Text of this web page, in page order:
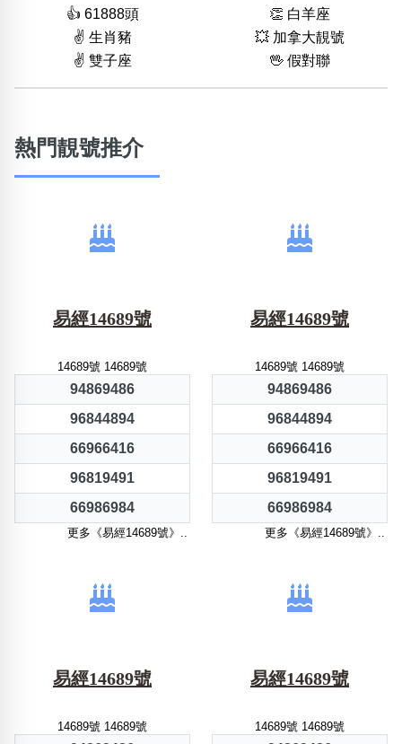
👍 61888頭
👏 白羊座
✌️ 生肖豬
💥 加拿大靚號
✌️ 雙子座
🖖 假對聯
熱門靚號推介
易經14689號
14689號 14689號
94869486
96844894
66966416
96819491
66986984
更多《易經14689號》..
易經14689號
14689號 14689號
94869486
96844894
66966416
96819491
66986984
更多《易經14689號》..
易經14689號
14689號 14689號
易經14689號
14689號 14689號